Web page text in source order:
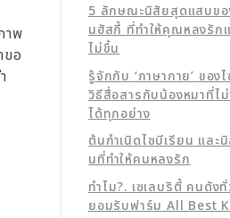
าพ
ขอ
5 ลักษณะนิสัยสุดแสบขอ
นฮัสกี้ ที่ทำให้คุณหลงรัก
ไม่ขึ้น
รู้จักกับ ‘ภาษากาย’ ของ
วิธีสื่อสารกับน้องหมาที่ไ
ได้ทุกอย่าง
ต้นกำเนิดไซบีเรียน และ
นที่ทำให้คนหลงรัก
ทำไม?. เซเลบริตี้ คนดัง
ยอมรับฟาร์ม All Best